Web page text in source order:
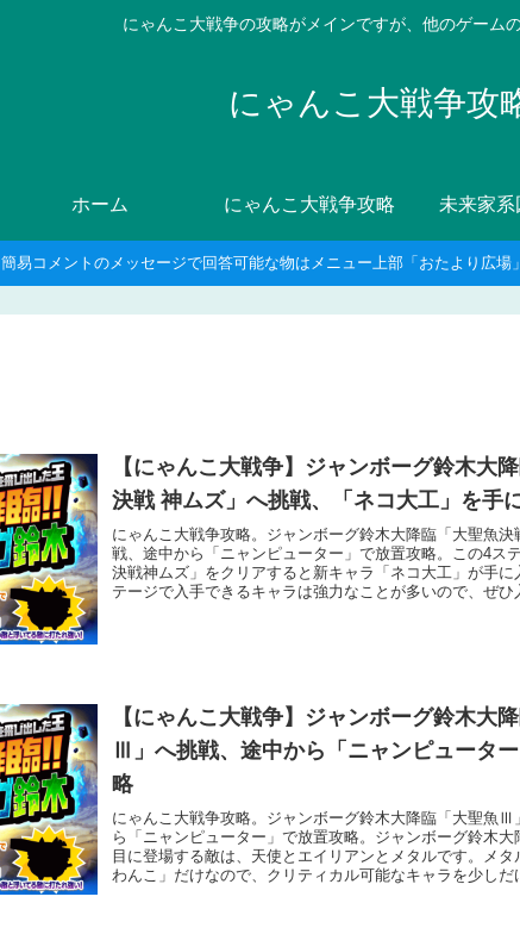
にゃんこ大戦争の攻略がメインですが、他のゲーム
にゃんこ大戦争攻
ホーム にゃんこ大戦争攻略 未来家
簡易コメントのメッセージで回答可能な物はメニュー上部「おたより広場
【にゃんこ大戦争】ジャンボーグ鈴木大
決戦 神ムズ」へ挑戦、「ネコ大工」を手
にゃんこ大戦争攻略。ジャンボーグ鈴木大降臨「大聖魚決
戦、途中から「ニャンピューター」で放置攻略。この4ス
決戦神ムズ」をクリアすると新キャラ「ネコ大工」が手に
テージで入手できるキャラは強力なことが多いので、ぜひ
【にゃんこ大戦争】ジャンボーグ鈴木大
Ⅲ」へ挑戦、途中から「ニャンピュータ
略
にゃんこ大戦争攻略。ジャンボーグ鈴木大降臨「大聖魚Ⅲ
ら「ニャンピューター」で放置攻略。ジャンボーグ鈴木大
目に登場する敵は、天使とエイリアンとメタルです。メタ
わんこ」だけなので、クリティカル可能なキャラを少しだ
丈夫でした。ボスの「ジャンボーグ鈴木」は波動を放って